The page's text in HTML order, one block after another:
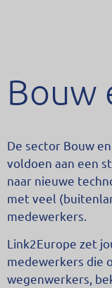
Bouw
De sector Bouw
voldoen aan een
naar nieuwe
met veel
medewerkers.
Link2Europe zet
medewerkers die
wegenwerkers,